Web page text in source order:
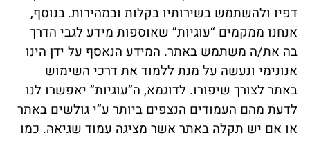
דפיו ולהשתמש בשירותיו בקלות ובמהירות.בנוסף,
אנחנו ממקמים “עוגיות” שאוספות מידע לגבי הדרך
בה את/ה משתמש באתר. המידע הנאסף על ידן הינו
אנונימי ונעשה על מנת ללמוד את דרכי השימוש
באתר לצורך שיפורו. לדוגמא, ה”עוגיות” יאפשרו לנו
לדעת מהם העמודים הנצפים ביותר ע”י גולשים באתר
או אם יש תקלה באתר אשר מציגה עמוד שגיאה. כמו